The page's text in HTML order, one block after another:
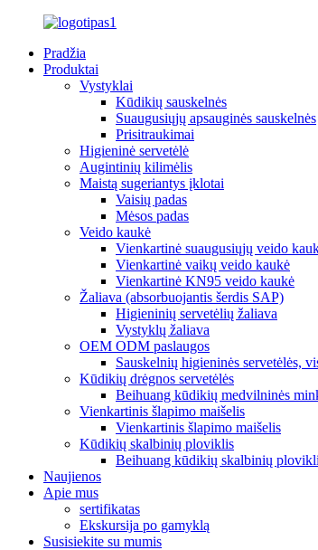
Pradžia
Produktai
Vystyklai
Kūdikių sauskelnės
Suaugusiųjų apsauginės sauskelnės
Prisitraukimai
Higieninė servetėlė
Augintinių kilimėlis
Maistą sugeriantys įklotai
Vaisių padas
Mėsos padas
Veido kaukė
Vienkartinė suaugusiųjų veido
Vienkartinė vaikų veido kaukė
Vienkartinė KN95 veido kaukė
Žaliava (absorbuojantis šerdis SAP)
Higieninių servetėlių žaliava
Vystyklų žaliava
OEM ODM paslaugos
Sauskelnių higieninės servetėlės,
Kūdikių drėgnos servetėlės
Beihuang kūdikių medvilninės
Vienkartinis šlapimo maišelis
Vienkartinis šlapimo maišelis
Kūdikių skalbinių ploviklis
Beihuang kūdikių skalbinių
Naujienos
Apie mus
sertifikatas
Ekskursija po gamyklą
Susisiekite su mumis